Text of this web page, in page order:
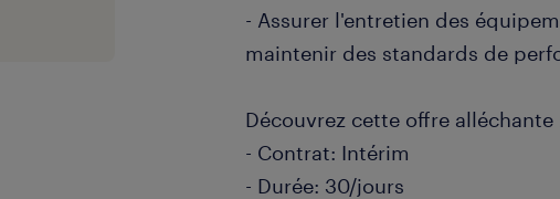
- Assurer l'entretien des
maintenir des standards de
Découvrez cette offre alléchante
- Contrat: Intérim
- Durée: 30/jours